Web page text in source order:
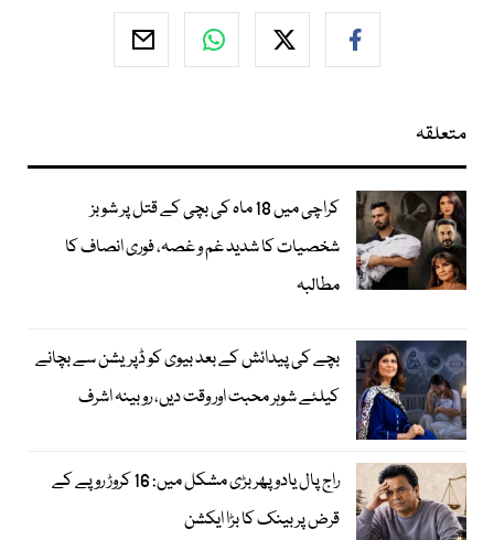
متعلقہ
کراچی میں 18 ماہ کی بچی کے قتل پر شوبز
شخصیات کا شدید غم و غصہ، فوری انصاف کا
مطالبہ
بچے کی پیدائش کے بعد بیوی کو ڈپریشن سے بچانے
کیلئے شوہر محبت اور وقت دیں، روبینہ اشرف
راج پال یادو پھر بڑی مشکل میں: 16 کروڑ روپے کے
قرض پر بینک کا بڑا ایکشن